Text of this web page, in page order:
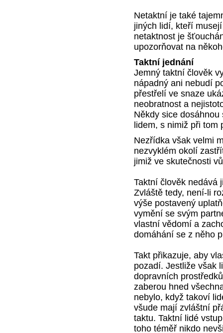
Netaktní je také
jiných lidí, kteří
netaktnost je
upozorňovat na
Taktní jednání
Jemný taktní člověk
nápadný ani nebudí
přestřelí ve snaze
neobratnost a
Někdy sice
lidem, s nimiž při tom
Nezřídka však velmi
nezvyklém okolí
jimiž ve skutečnosti
Taktní člověk nedává
Zvláště tedy, není-li
výše postavený
vymění se svým
vlastní vědomí a
domáhání se z něho
Takt přikazuje, aby
pozadí. Jestliže však
dopravních
zaberou hned
nebylo, když takoví
všude mají zvláštní
taktu. Taktní lidé
toho téměř nikdo